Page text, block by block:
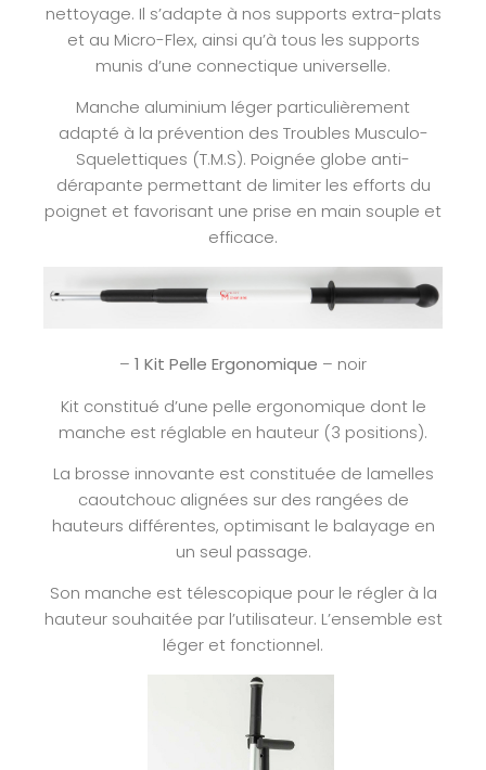
nettoyage. Il s’adapte à nos supports extra-plats
et au Micro-Flex, ainsi qu’à tous les supports
munis d’une connectique universelle.
Manche aluminium léger particulièrement
adapté à la prévention des Troubles Musculo-
Squelettiques (T.M.S). Poignée globe anti-
dérapante permettant de limiter les efforts du
poignet et favorisant une prise en main souple et
efficace.
– 1 Kit Pelle Ergonomique – noir
Kit constitué d’une pelle ergonomique dont le
manche est réglable en hauteur (3 positions).
La brosse innovante est constituée de lamelles
caoutchouc alignées sur des rangées de
hauteurs différentes, optimisant le balayage en
un seul passage.
Son manche est télescopique pour le régler à la
hauteur souhaitée par l’utilisateur. L’ensemble est
léger et fonctionnel.